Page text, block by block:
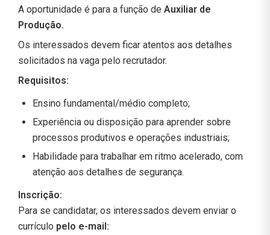
A oportunidade é para a função de Auxiliar de
Produção.
Os interessados devem ficar atentos aos detalhes
solicitados na vaga pelo recrutador.
Requisitos:
Ensino fundamental/médio completo;
Experiência ou disposição para aprender sobre
processos produtivos e operações industriais;
Habilidade para trabalhar em ritmo acelerado, com
atenção aos detalhes de segurança.
Inscrição:
Para se candidatar, os interessados devem enviar o
currículo pelo e-mail: